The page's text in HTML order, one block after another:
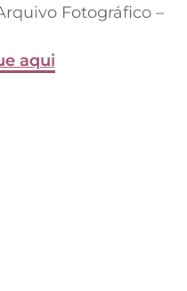
Fotográfico –
aqui
Freitas